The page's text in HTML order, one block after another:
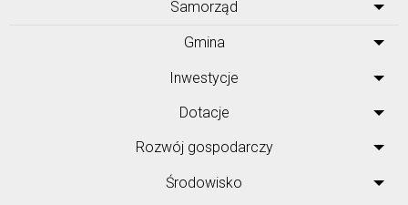
Samorząd
Gmina
Inwestycje
Dotacje
Rozwój gospodarczy
Środowisko